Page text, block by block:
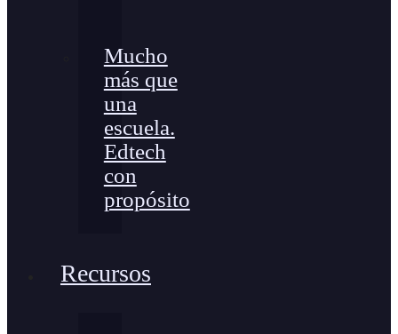
Mucho
más que
una
escuela.
Edtech
con
propósito
Recursos